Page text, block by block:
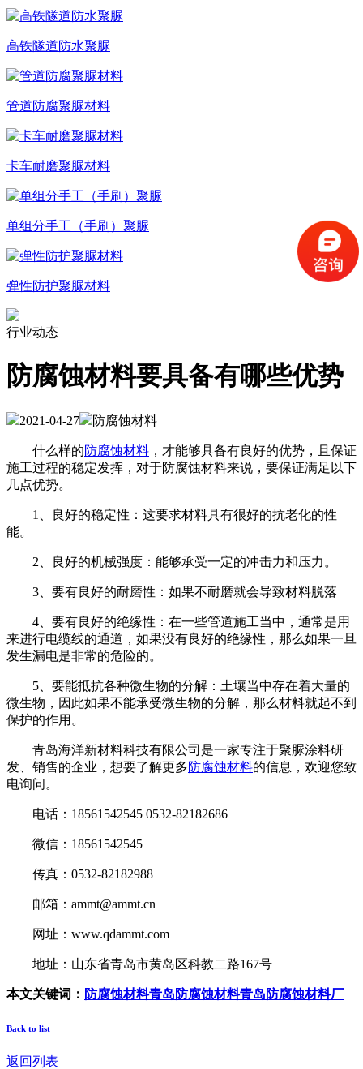
高铁隧道防水聚脲
管道防腐聚脲材料
卡车耐磨聚脲材料
单组分手工（手刷）聚脲
弹性防护聚脲材料
行业动态
防腐蚀材料要具备有哪些优势
2021-04-27 防腐蚀材料
什么样的防腐蚀材料 ，才能够具备有良好的优势，且保证
施工过程的稳定发挥，对于防腐蚀材料来说，要保证满足以下
几点优势。
1、良好的稳定性：这要求材料具有很好的抗老化的性
能。
2、良好的机械强度：能够承受一定的冲击力和压力。
3、要有良好的耐磨性：如果不耐磨就会导致材料脱落
4、要有良好的绝缘性：在一些管道施工当中，通常是用
来进行电缆线的通道，如果没有良好的绝缘性，那么如果一旦
发生漏电是非常的危险的。
5、要能抵抗各种微生物的分解：土壤当中存在着大量的
微生物，因此如果不能承受微生物的分解，那么材料就起不到
保护的作用。
青岛海洋新材料科技有限公司是一家专注于聚脲涂料研
发、销售的企业，想要了解更多防腐蚀材料的信息，欢迎您致
电询问。
电话：18561542545 0532-82182686
微信：18561542545
传真：0532-82182988
邮箱：ammt@ammt.cn
网址：www.qdammt.com
地址：山东省青岛市黄岛区科教二路167号
本文关键词： 防腐蚀材料青岛防腐蚀材料青岛防腐蚀材料厂
Back to list
返回列表